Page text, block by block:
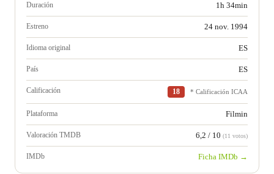
Duración 1h 34min
Estreno 24 nov. 1994
Idioma original ES
País ES
Calificación 18 * Calificación ICAA
Plataforma Filmin
Valoración TMDB 6,2 / 10 (11 votos)
IMDb Ficha IMDb →